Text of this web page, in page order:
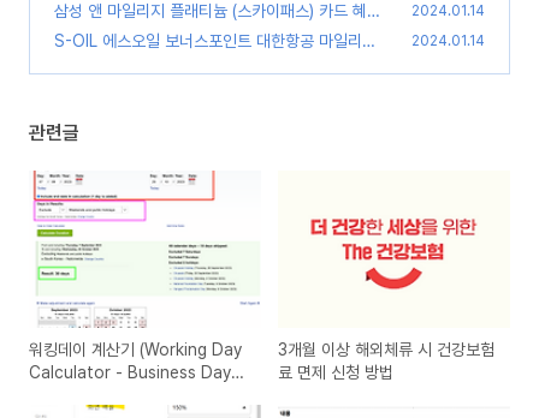
(0)
삼성 앤 마일리지 플래티늄 (스카이패스) 카드 혜택
정리
(0)
2024.01.14
S-OIL 에스오일 보너스포인트 대한항공 마일리지
2024.01.14
관련글
워킹데이 계산기 (Working Day
Calculator - Business Days
3개월 이상 해외체류 시 건강보험
료 면제 신청 방법